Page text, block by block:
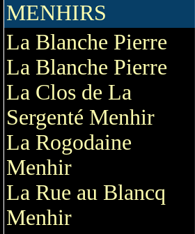
MENHIRS
La Blanche Pierre
La Blanche Pierre
La Clos de La
Sergenté Menhir
La Rogodaine
Menhir
La Rue au Blancq
Menhir